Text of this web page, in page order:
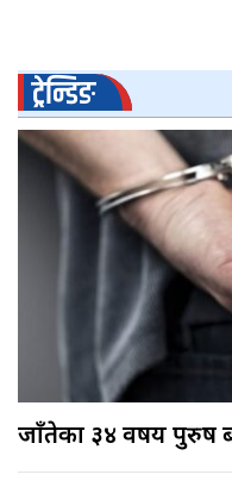
ट्रेन्डिङ
जाँतेका ३४ वर्षीय पुरुष